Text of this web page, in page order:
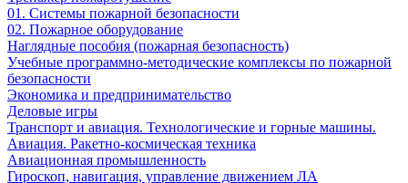
01. Системы пожарной безопасности
02. Пожарное оборудование
Наглядные пособия (пожарная безопасность)
Учебные программно-методические комплексы по пожарной
безопасности
Экономика и предпринимательство
Деловые игры
Транспорт и авиация. Технологические и горные машины.
Авиация. Ракетно-космическая техника
Авиационная промышленность
Гироскоп, навигация, управление движением ЛА